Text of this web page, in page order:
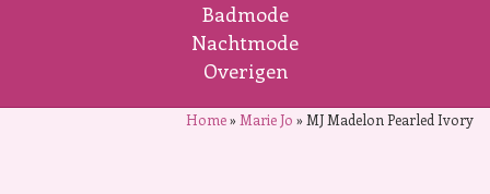
Badmode
Nachtmode
Overigen
Home» Marie Jo » MJ Madelon Pearled Ivory